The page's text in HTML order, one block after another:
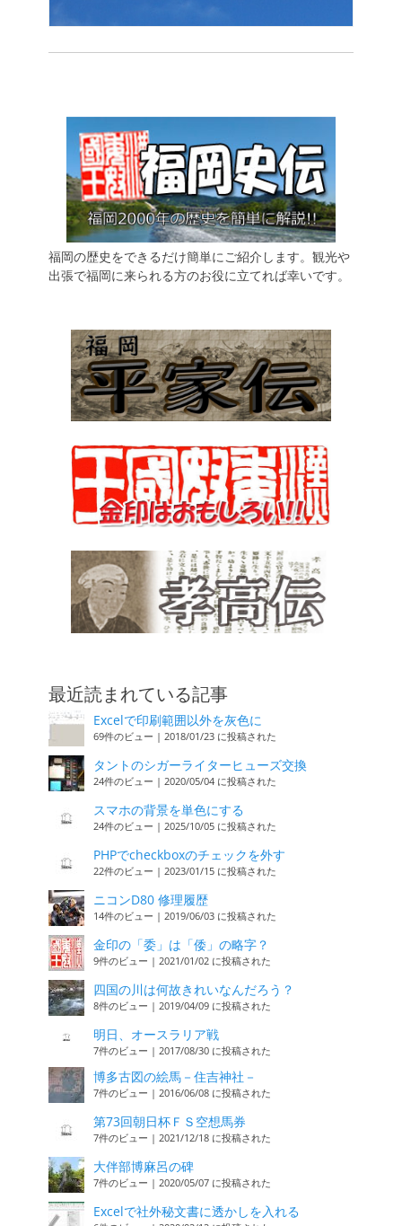
福岡の歴史をできるだけ簡単にご紹介します。観光や
出張で福岡に来られる方のお役に立てれば幸いです。
最近読まれている記事
Excelで印刷範囲以外を灰色に
69件のビュー | 2018/01/23 に投稿された
タントのシガーライターヒューズ交換
24件のビュー | 2020/05/04 に投稿された
スマホの背景を単色にする
24件のビュー | 2025/10/05 に投稿された
PHPでcheckboxのチェックを外す
22件のビュー | 2023/01/15 に投稿された
ニコンD80 修理履歴
14件のビュー | 2019/06/03 に投稿された
金印の「委」は「倭」の略字？
9件のビュー | 2021/01/02 に投稿された
四国の川は何故きれいなんだろう？
8件のビュー | 2019/04/09 に投稿された
明日、オースラリア戦
7件のビュー | 2017/08/30 に投稿された
博多古図の絵馬－住吉神社－
7件のビュー | 2016/06/08 に投稿された
第73回朝日杯ＦＳ空想馬券
7件のビュー | 2021/12/18 に投稿された
大伴部博麻呂の碑
7件のビュー | 2020/05/07 に投稿された
Excelで社外秘文書に透かしを入れる